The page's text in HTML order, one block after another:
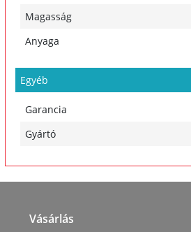
Magasság
Anyaga
Egyéb
Garancia
Gyártó
Vásárlás